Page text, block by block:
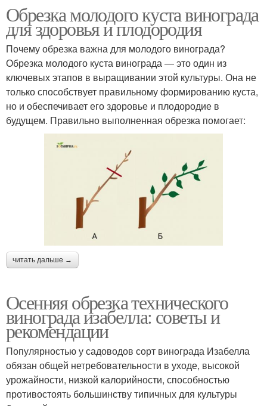
Обрезка молодого куста винограда
для здоровья и плодородия
Почему обрезка важна для молодого винограда?
Обрезка молодого куста винограда — это один из
ключевых этапов в выращивании этой культуры. Она не
только способствует правильному формированию куста,
но и обеспечивает его здоровье и плодородие в
будущем. Правильно выполненная обрезка помогает:
читать дальше →
Осенняя обрезка технического
винограда изабелла: советы и
рекомендации
Популярностью у садоводов сорт винограда Изабелла
обязан общей нетребовательности в уходе, высокой
урожайности, низкой калорийности, способностью
противостоять большинству типичных для культуры